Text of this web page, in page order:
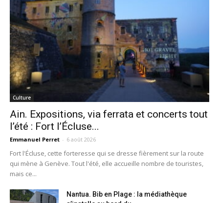
Culture
Ain. Expositions, via ferrata et concerts tout
l’été : Fort l’Écluse...
Emmanuel Perret - 6 août 2026
Fort l'Écluse, cette forteresse qui se dresse fièrement sur la route
qui mène à Genève. Tout l'été, elle accueille nombre de touristes,
mais ce...
Nantua. Bib en Plage : la médiathèque